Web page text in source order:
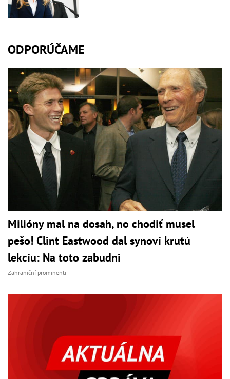
ODPORÚČAME
Milióny mal na dosah, no chodiť musel
pešo! Clint Eastwood dal synovi krutú
lekciu: Na toto zabudni
Zahraniční prominenti